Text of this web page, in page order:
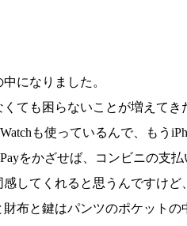
になりました。
ても困らないことが増えてき
も使っているんで、もう
をかざせば、コンビニの支払
してくれると思うんですけ
布と鍵はパンツのポケットの